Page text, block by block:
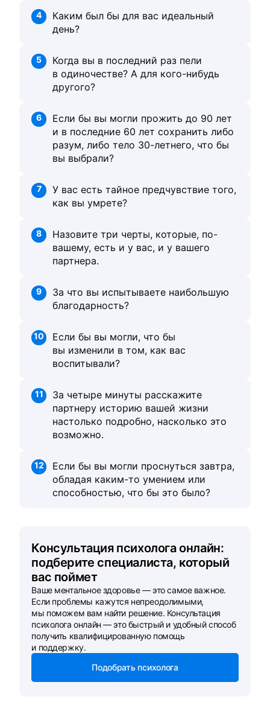
4
Каким был бы для вас идеальный
день?
5
Когда вы в последний раз пели
в одиночестве? А для кого-нибудь
другого?
6
Если бы вы могли прожить до 90 лет
и в последние 60 лет сохранить либо
разум, либо тело 30-летнего, что бы
вы выбрали?
7
У вас есть тайное предчувствие того,
как вы умрете?
8
Назовите три черты, которые, по-
вашему, есть и у вас, и у вашего
партнера.
9
За что вы испытываете наибольшую
благодарность?
10
Если бы вы могли, что бы
вы изменили в том, как вас
воспитывали?
11
За четыре минуты расскажите
партнеру историю вашей жизни
настолько подробно, насколько это
возможно.
12
Если бы вы могли проснуться завтра,
обладая каким-то умением или
способностью, что бы это было?
Консультация психолога онлайн:
подберите специалиста, который
вас поймет
Ваше ментальное здоровье — это самое важное.
Если проблемы кажутся непреодолимыми,
мы поможем вам найти решение. Консультация
психолога онлайн — это быстрый и удобный способ
получить квалифицированную помощь
и поддержку.
Подобрать психолога